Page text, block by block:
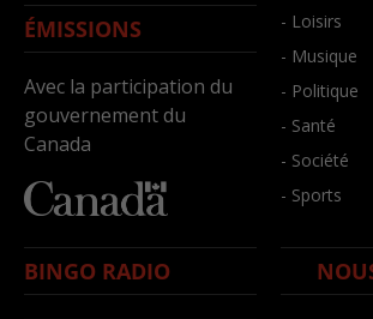
ÉMISSIONS
Avec la participation du
gouvernement du
Canada
- Loisirs
- Musique
- Politique
- Santé
- Société
- Sports
BINGO RADIO